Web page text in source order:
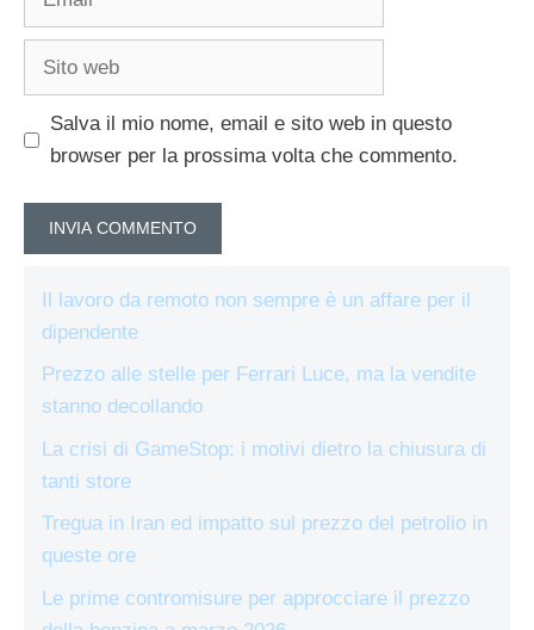
Sito
Salva il mio nome, email e sito web in questo
browser per la prossima volta che commento.
Il lavoro da remoto non sempre è un affare per il
dipendente
Prezzo alle stelle per Ferrari Luce, ma la vendite
stanno decollando
La crisi di GameStop: i motivi dietro la chiusura di
tanti store
Tregua in Iran ed impatto sul prezzo del petrolio in
queste ore
Le prime contromisure per approcciare il prezzo